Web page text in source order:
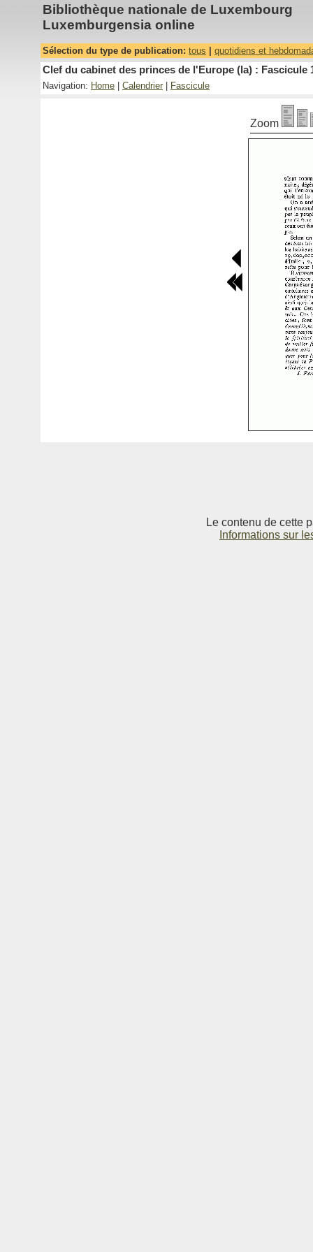
Bibliothèque nationale de Luxembourg
Luxemburgensia online
Sélection du type de publication: tous quotidiens et
Clef du cabinet des princes de l'Europe (la) : Fascicule
Navigation: Home Calendrier Fascicule
Zoom
Le contenu de cette
Informations sur